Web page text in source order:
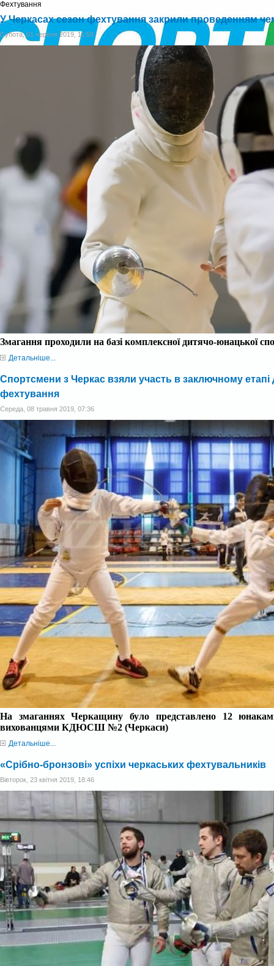
Фехтування
У Черкасах сезон фехтування закрили проведенням
Субота, 01 червня 2019, 11:58
Змагання проходили на базі комплексної дитячо-юнацької
Детальніше...
Спортсмени з Черкас взяли участь в заключному етапі
фехтування
Середа, 08 травня 2019, 07:36
На змаганняхЧеркащинубуло представлено 12 юнак
вихованцями КДЮСШ №2 (Черкаси)
Детальніше...
«Срібно-бронзові» успіхи черкаських фехтувальників
Вівторок, 23 квітня 2019, 18:46